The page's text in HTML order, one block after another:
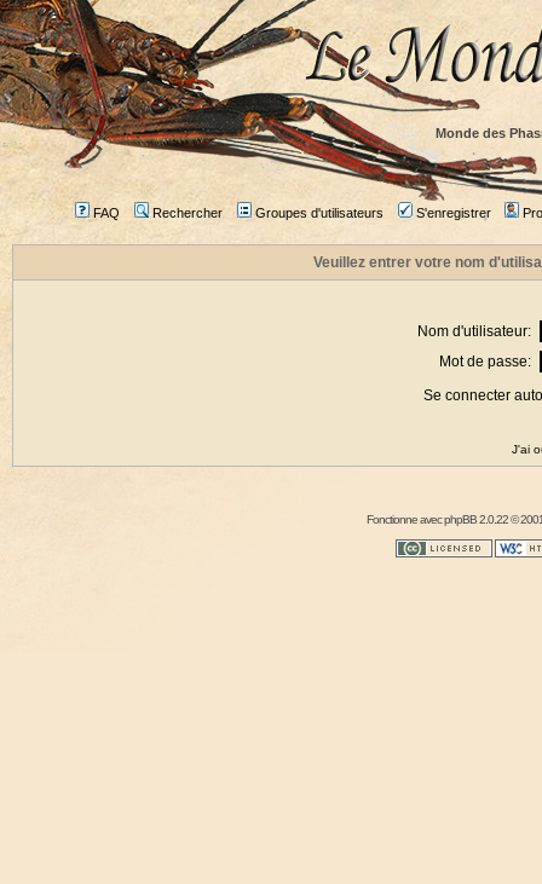
Monde des
FAQ Rechercher Groupes d'utilisateurs S'enregistrer
Veuillez entrer votre nom
Nom d'utilisateur:
Mot de passe:
Se connecter
J'ai
Fonctionne avecphpBB2.0.22 ©